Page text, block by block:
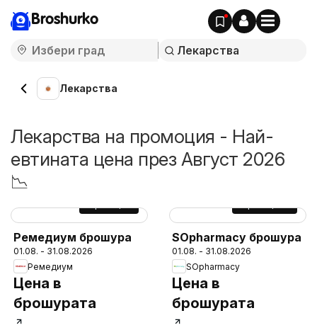
Broshurko
Лекарства
Лекарства на промоция - Най-
евтината цена през Август 2026
📉
Ремедиум брошура
01.08. - 31.08.2026
Ремедиум
Цена в
брошурата
SOpharmacy брошура
01.08. - 31.08.2026
SOpharmacy
Цена в
брошурата